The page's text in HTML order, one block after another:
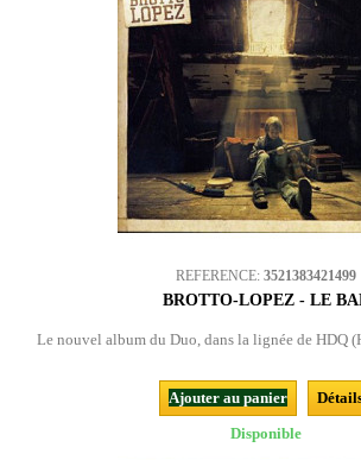
REFERENCE: 3521383421499
BROTTO-LOPEZ - LE
Le nouvel album du Duo, dans la lignée de HDQ
Ajouter au panier
Disponible